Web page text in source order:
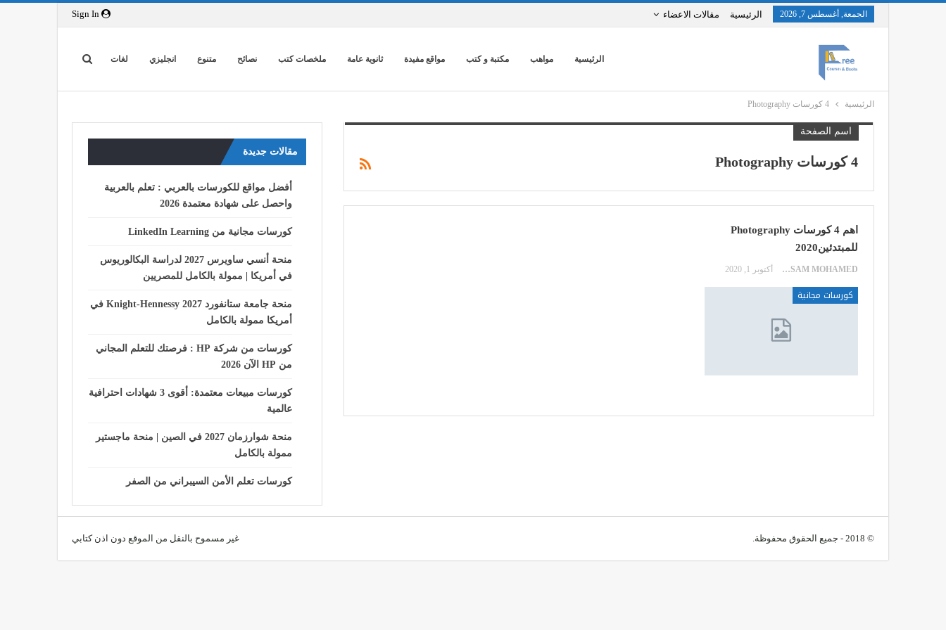
الجمعة, أغسطس 7, 2026 الرئيسية مقالات الاعضاء
الرئيسية مواهب مكتبة و كتب مواقع مفيدة ثانوية عامة ملخصات كتب نصائح متنوع انجليزي لغات
الرئيسية 4 كورسات Photography
اسم الصفحة
4 كورسات Photography
اهم 4 كورسات Photography
للمبتدئين2020
HOSSAM MOHAMED أكتوبر 1, 2020
كورسات مجانية
مقالات جديدة
أفضل مواقع للكورسات بالعربي : تعلم بالعربية
واحصل على شهادة معتمدة 2026
كورسات مجانية من LinkedIn Learning
منحة أنسي ساويرس 2027 لدراسة البكالوريوس
في أمريكا | ممولة بالكامل للمصريين
منحة جامعة ستانفورد Knight-Hennessy 2027 في
أمريكا ممولة بالكامل
كورسات من شركة HP : فرصتك للتعلم المجاني
من HP الآن 2026
كورسات مبيعات معتمدة: أقوى 3 شهادات احترافية
عالمية
منحة شوارزمان 2027 في الصين | منحة ماجستير
ممولة بالكامل
كورسات تعلم الأمن السيبراني من الصفر
© 2018 - جميع الحقوق محفوظة. غير مسموح بالنقل من الموقع دون اذن كتابي